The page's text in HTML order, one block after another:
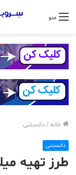
منو
خانه/دانستنی
دانستنی
طرز تهیه